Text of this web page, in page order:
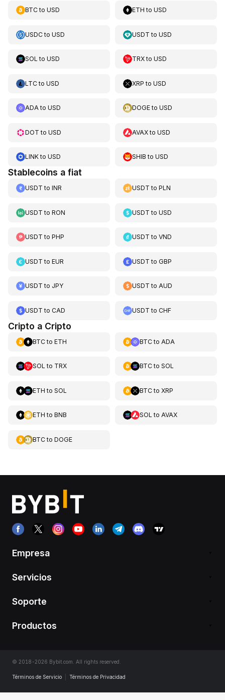
BTCto USD ETH toUSD
USDCto USD USDT toUSD
SOL to USD TRXtoUSD
LTCto USD XRP toUSD
ADAto USD DOGEtoUSD
DOT to USD AVAXtoUSD
LINKto USD SHIB toUSD
Stablecoins a fiat
USDT to INR USDT toPLN
USDT to RON USDT toUSD
USDT to PHP USDT toVND
USDT to EUR USDT toGBP
USDT to JPY USDT toAUD
USDT to CAD USDT toCHF
Cripto a Cripto
BTCto ETH BTCto ADA
SOL to TRX BTCto SOL
ETH to SOL BTCto XRP
ETH to BNB SOL to AVAX
BTCto DOGE
Empresa
Servicios
Soporte
Productos
© 2018-2026 Bybit.com. All rights reserved.
Términos de Servicio Términos de Privacidad